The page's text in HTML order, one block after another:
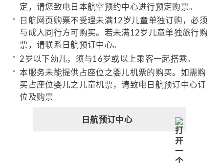
定，请您致电日本航空预约中心进行预定购票。
日航网页购票不受理未满12岁儿童单独订购，必须
与成人同行方可购买。若未满12岁儿童单独旅行购
票，请联系日航预订中心。
2岁以下幼儿，须与16岁或以上乘客一起搭乘。
本服务未能提供占座位之婴儿机票的购买。如需购
买占座位婴儿之儿童机票，请致电日航预订中心订
位及购票
日航预订中心